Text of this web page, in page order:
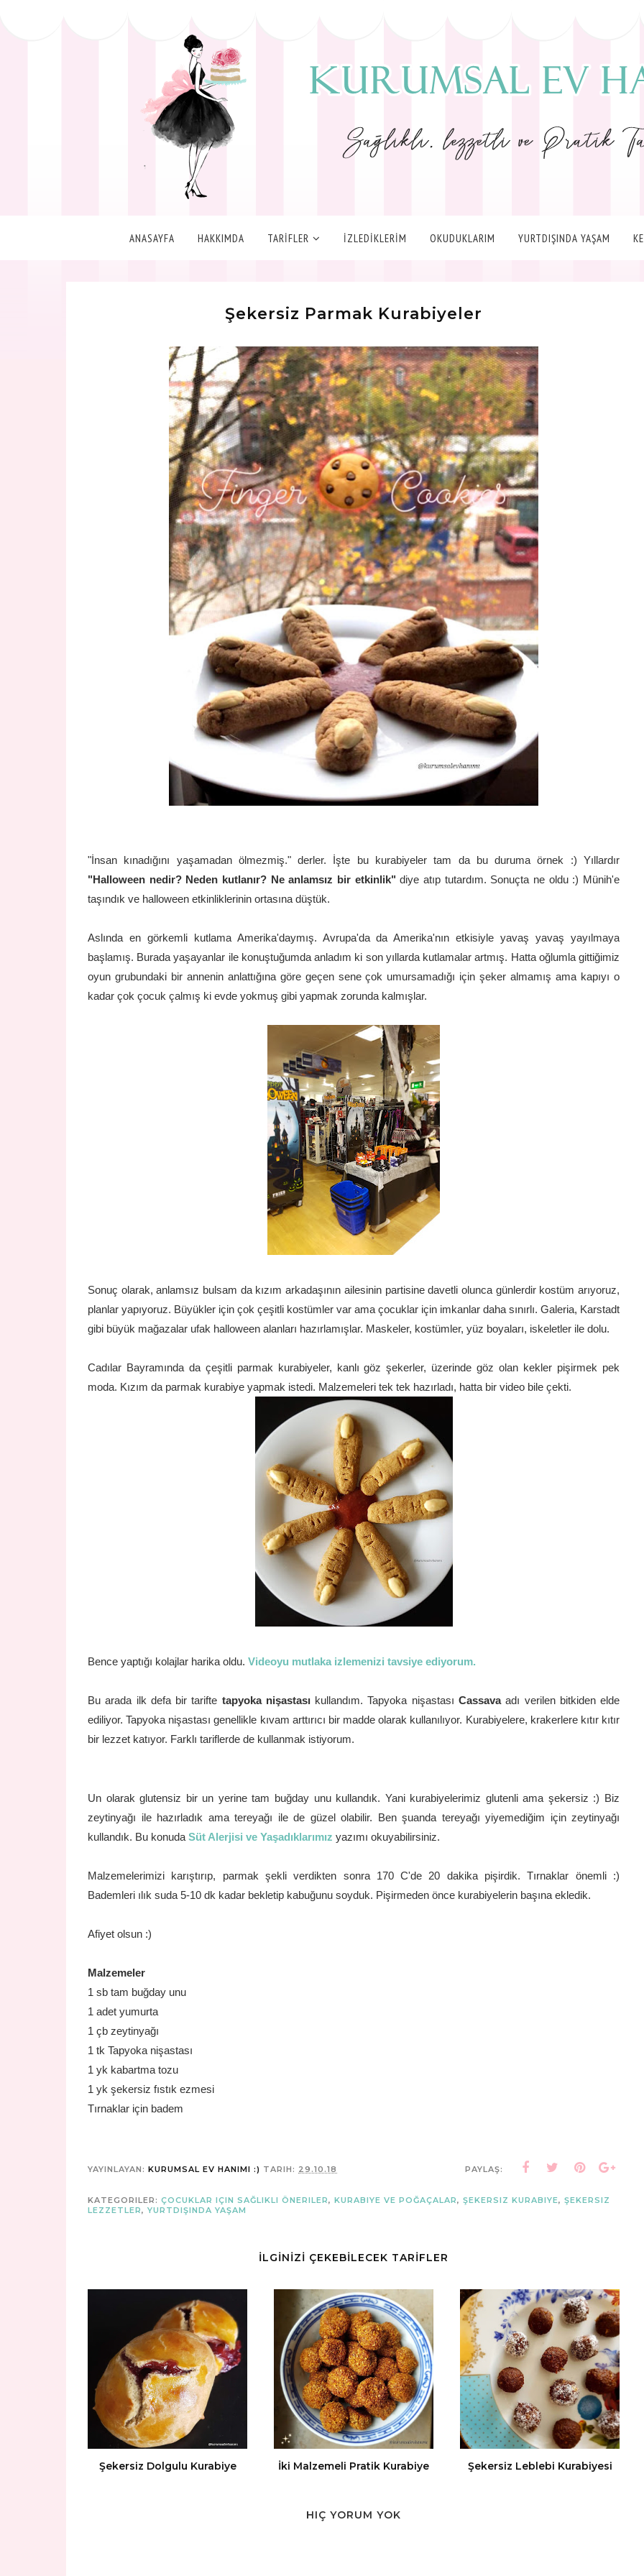
ANASAYFA HAKKIMDA TARİFLER İZLEDİKLERİM OKUDUKLARIM YURTDIŞINDA YAŞAM
Şekersiz Parmak Kurabiyeler
"İnsan kınadığını yaşamadan ölmezmiş." derler. İşte bu kurabiyeler tam da bu duruma örnek :) Yıllardır
"Halloween nedir? Neden kutlanır? Ne anlamsız bir etkinlik"diye atıp tutardım. Sonuçta ne oldu :) Münih'e
taşındık ve halloween etkinliklerinin ortasına düştük.
Aslında en görkemli kutlama Amerika'daymış. Avrupa'da da Amerika'nın etkisiyle yavaş yavaş yayılmaya
başlamış. Burada yaşayanlar ile konuştuğumda anladım ki son yıllarda kutlamalar artmış. Hatta oğlumla gittiğimiz
oyun grubundaki bir annenin anlattığına göre geçen sene çok umursamadığı için şeker almamış ama kapıyı o
kadar çok çocuk çalmış ki evde yokmuş gibi yapmak zorunda kalmışlar.
Sonuç olarak, anlamsız bulsam da kızım arkadaşının ailesinin partisine davetli olunca günlerdir kostüm arıyoruz,
planlar yapıyoruz. Büyükler için çok çeşitli kostümler var ama çocuklar için imkanlar daha sınırlı. Galeria, Karstadt
gibi büyük mağazalar ufak halloween alanları hazırlamışlar. Maskeler, kostümler, yüz boyaları, iskeletler ile dolu.
Cadılar Bayramında da çeşitli parmak kurabiyeler, kanlı göz şekerler, üzerinde göz olan kekler pişirmek pek
moda. Kızım da parmak kurabiye yapmak istedi. Malzemeleri tek tek hazırladı, hatta bir video bile çekti.
Bence yaptığı kolajlar harika oldu. Videoyu mutlaka izlemenizi tavsiye ediyorum.
Bu arada ilk defa bir tarifte tapyoka nişastasıkullandım. Tapyoka nişastası Cassavaadı verilen bitkiden elde
ediliyor.Tapyoka nişastası genellikle kıvam arttırıcı bir madde olarak kullanılıyor. Kurabiyelere, krakerlere kıtır kıtır
bir lezzet katıyor. Farklı tariflerde de kullanmak istiyorum.
Un olarak glutensiz bir un yerine tam buğday unu kullandık. Yani kurabiyelerimiz glutenli ama şekersiz :) Biz
zeytinyağı ile hazırladık ama tereyağı ile de güzel olabilir. Ben şuanda tereyağı yiyemediğim için zeytinyağı
kullandık. Bu konuda Süt Alerjisi ve Yaşadıklarımız yazımı okuyabilirsiniz.
Malzemelerimizi karıştırıp, parmak şekli verdikten sonra 170 C'de 20 dakika pişirdik. Tırnaklar önemli :)
Bademleri ılık suda 5-10 dk kadar bekletip kabuğunu soyduk. Pişirmeden önce kurabiyelerin başına ekledik.
Afiyet olsun :)
Malzemeler
1 sb tam buğday unu
1 adet yumurta
1 çb zeytinyağı
1 tk Tapyoka nişastası
1 yk kabartma tozu
1 yk şekersiz fıstık ezmesi
Tırnaklar için badem
YAYINLAYAN: KURUMSAL EV HANIMI :) TARIH: 29.10.18 PAYLAŞ:
KATEGORILER: ÇOCUKLAR IÇIN SAĞLIKLI ÖNERILER, KURABIYE VE POĞAÇALAR, ŞEKERSIZ KURABIYE, ŞEKERSIZ
LEZZETLER, YURTDIŞINDA YAŞAM
İLGİNİZİ ÇEKEBİLECEK TARİFLER
Şekersiz Dolgulu Kurabiye İki Malzemeli Pratik Kurabiye Şekersiz Leblebi Kurabiyesi
HIÇ YORUM YOK